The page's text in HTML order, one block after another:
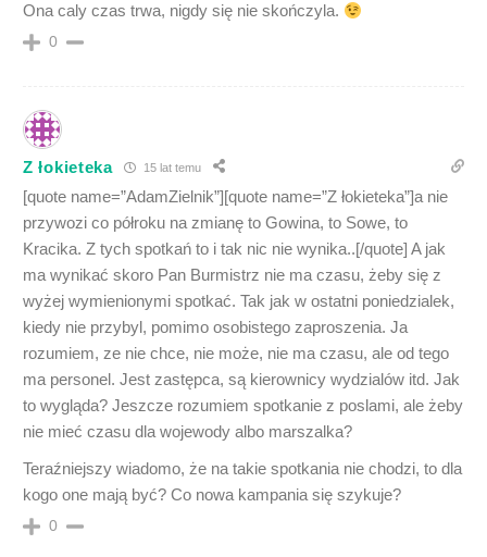
Ona caly czas trwa, nigdy się nie skończyla.
0
Z łokieteka 15 lat temu
[quote name=”AdamZielnik”][quote name=”Z łokieteka”]a nie
przywozi co półroku na zmianę to Gowina, to Sowe, to
Kracika. Z tych spotkań to i tak nic nie wynika..[/quote] A jak
ma wynikać skoro Pan Burmistrz nie ma czasu, żeby się z
wyżej wymienionymi spotkać. Tak jak w ostatni poniedzialek,
kiedy nie przybyl, pomimo osobistego zaproszenia. Ja
rozumiem, ze nie chce, nie może, nie ma czasu, ale od tego
ma personel. Jest zastępca, są kierownicy wydzialów itd. Jak
to wygląda? Jeszcze rozumiem spotkanie z poslami, ale żeby
nie mieć czasu dla wojewody albo marszalka?
Teraźniejszy wiadomo, że na takie spotkania nie chodzi, to dla
kogo one mają być? Co nowa kampania się szykuje?
0